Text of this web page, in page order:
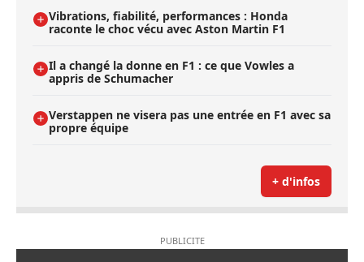
Vibrations, fiabilité, performances : Honda
raconte le choc vécu avec Aston Martin F1
Il a changé la donne en F1 : ce que Vowles a
appris de Schumacher
Verstappen ne visera pas une entrée en F1 avec sa
propre équipe
+ d'infos